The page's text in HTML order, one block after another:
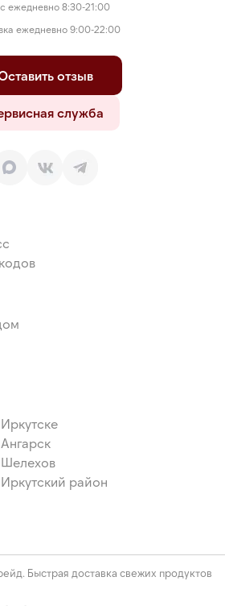
ежедневно 8:30-21:00
ежедневно 9:00-22:00
отзыв
служба
Шелехов
район
Быстрая доставка свежих продуктов